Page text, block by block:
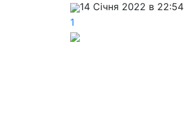
14 Січня 2022 в 22:54
1